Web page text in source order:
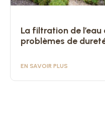
La filtration de
problèmes de
EN SAVOIR PLUS